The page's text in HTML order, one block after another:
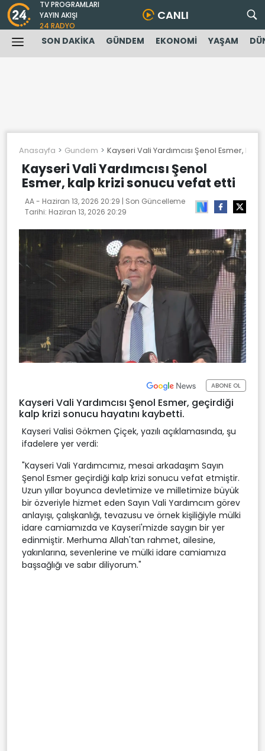
TV PROGRAMLARI
YAYIN AKIŞI
24 RADYO
CANLI
SON DAKİKA GÜNDEM EKONOMİ YAŞAM
Anasayfa Gundem Kayseri Vali Yardımcısı Şenol Esmer,
Kayseri Vali Yardımcısı Şenol
Esmer, kalp krizi sonucu vefat etti
AA - Haziran 13, 2026 20:29 | Son Güncelleme
Tarihi: Haziran 13, 2026 20:29
ABONE OL
Kayseri Vali Yardımcısı Şenol Esmer, geçirdiği
kalp krizi sonucu hayatını kaybetti.
Kayseri Valisi Gökmen Çiçek, yazılı açıklamasında, şu
ifadelere yer verdi:
"Kayseri Vali Yardımcımız, mesai arkadaşım Sayın
Şenol Esmer geçirdiği kalp krizi sonucu vefat etmiştir.
Uzun yıllar boyunca devletimize ve milletimize büyük
bir özveriyle hizmet eden Sayın Vali Yardımcım görev
anlayışı, çalışkanlığı, tevazusu ve örnek kişiliğiyle mülki
idare camiamızda ve Kayseri'mizde saygın bir yer
edinmiştir. Merhuma Allah'tan rahmet, ailesine,
yakınlarına, sevenlerine ve mülki idare camiamıza
başsağlığı ve sabır diliyorum."